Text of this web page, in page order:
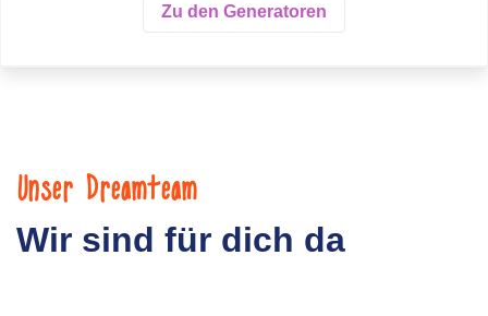
Zu den Generatoren
Unser Dreamteam
Wir sind für dich da